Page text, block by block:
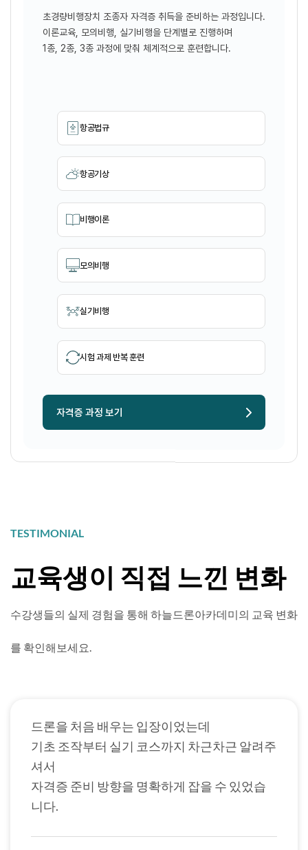
초경량비행장치 조종자 자격증 취득을 준비하는 과정입니다.
이론교육, 모의비행, 실기비행을 단계별로 진행하며
1종, 2종, 3종 과정에 맞춰 체계적으로 훈련합니다.
항공법규
항공기상
비행이론
모의비행
실기비행
시험 과제 반복 훈련
자격증 과정 보기
TESTIMONIAL
교육생이 직접 느낀 변화
수강생들의 실제 경험을 통해 하늘드론아카데미의 교육 변화
를 확인해보세요.
드론을 처음 배우는 입장이었는데
기초 조작부터 실기 코스까지 차근차근 알려주
셔서
자격증 준비 방향을 명확하게 잡을 수 있었습
니다.